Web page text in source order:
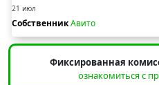
21 июл
СобственникАвито
Фиксированная
ознакомиться с